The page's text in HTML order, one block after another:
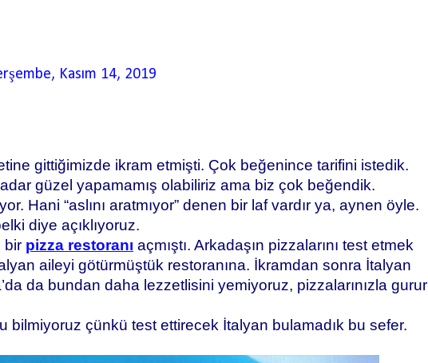
Kasım 14, 2019
gittiğimizde ikram etmişti. Çok beğenince tarifini istedik.
güzel yapamamış olabiliriz ama biz çok beğendik.
Hani “aslını aratmıyor” denen bir laf vardır ya, aynen öyle.
diye açıklıyoruz.
bir pizza restoranı açmıştı. Arkadaşın pizzalarını test etmek
aileyi götürmüştük restoranına. İkramdan sonra İtalyan
da bundan daha lezzetlisini yemiyoruz, pizzalarınızla gurur
bilmiyoruz çünkü test ettirecek İtalyan bulamadık bu sefer.